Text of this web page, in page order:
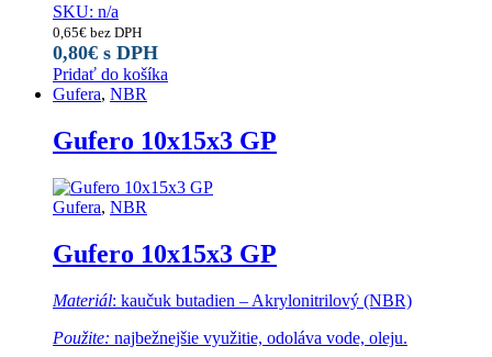
SKU: n/a
0,65€ bez DPH
0,80€ s DPH
Pridať do košíka
Gufera, NBR
Gufero 10x15x3 GP
Gufera, NBR
Gufero 10x15x3 GP
Materiál: kaučuk butadien – Akrylonitrilový (NBR)
Použite: najbežnejšie využitie, odoláva vode, oleju.